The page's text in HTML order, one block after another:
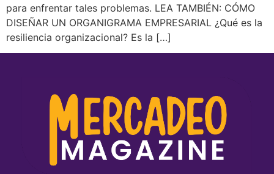
para enfrentar tales problemas. LEA TAMBIÉN: CÓMO
DISEÑAR UN ORGANIGRAMA EMPRESARIAL ¿Qué es la
resiliencia organizacional? Es la […]